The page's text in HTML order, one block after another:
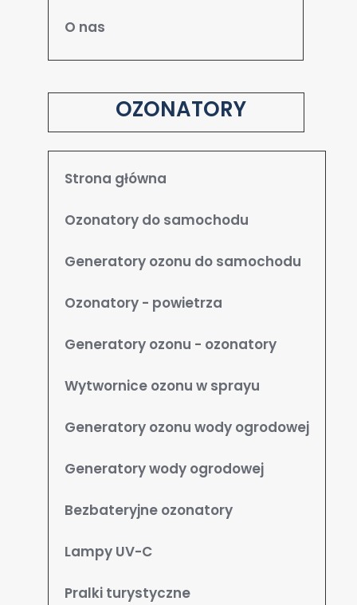
O nas
Strona główna
Ozonatory do samochodu
Generatory ozonu do samochodu
Ozonatory - powietrza
Generatory ozonu - ozonatory
Wytwornice ozonu w sprayu
Generatory ozonu wody ogrodowej
Generatory wody ogrodowej
Bezbateryjne ozonatory
Lampy UV-C
Pralki turystyczne
OZONATORY